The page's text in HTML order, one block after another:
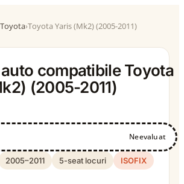
Toyota›Toyota Yaris (Mk2) (2005-2011)
compatibile Toyota
(2005-2011)
Neevaluat
2005–2011 5-seat locuri
ISOFIX